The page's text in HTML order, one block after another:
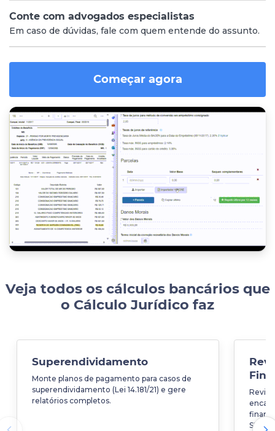
Conte com advogados especialistas
Em caso de dúvidas, fale com quem entende do assunto.
Começar agora
Veja todos os cálculos bancários que
o Cálculo Jurídico faz
Superendividamento
Monte planos de pagamento para casos de
superendividamento (Lei 14.181/21) e gere
relatórios completos.
SFH e